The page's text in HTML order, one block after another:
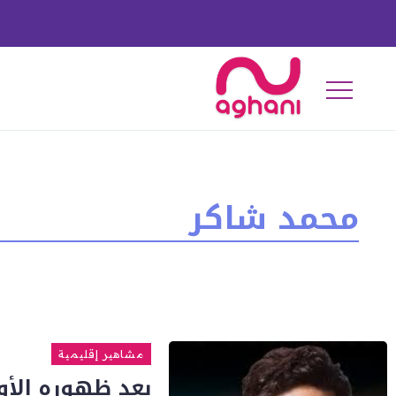
محمد شاكر
مشاهير إقليمية
بعد ظهوره